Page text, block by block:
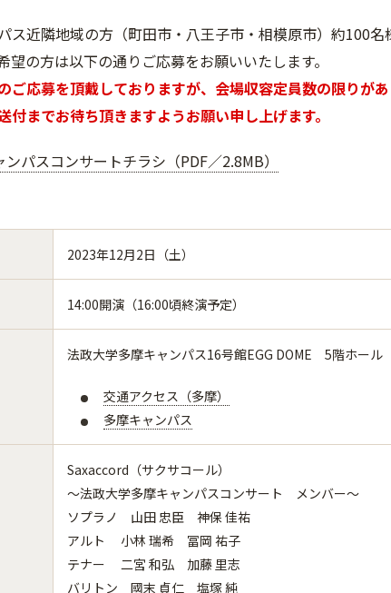
ス近隣地域の方（町田市・八王子市・相模原市）約100名
望の方は以下の通りご応募をお願いいたします。
ご応募を頂戴しておりますが、会場収容定員数の限りが
付までお待ち頂きますようお願い申し上げます。
パスコンサートチラシ（PDF／2.8MB）
2023年12月2日（土）
14:00開演（16:00頃終演予定）
法政大学多摩キャンパス16号館EGG DOME 5階ホール
交通アクセス（多摩）
多摩キャンパス
Saxaccord（サクサコール）
～法政大学多摩キャンパスコンサート メンバー～
ソプラノ 山田 忠臣 神保 佳祐
アルト 小林 瑞希 冨岡 祐子
テナー 二宮 和弘 加藤 里志
バリトン 國末 貞仁 塩塚 純